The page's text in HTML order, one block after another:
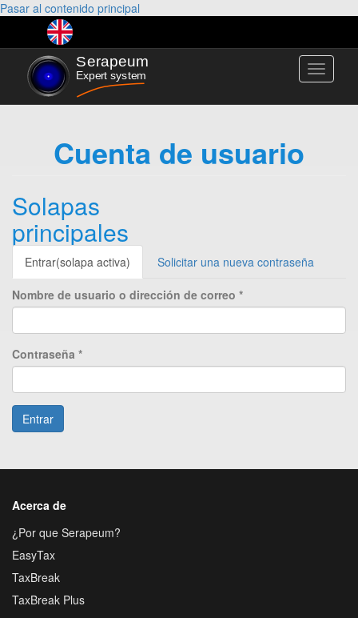
Pasar al contenido principal
Toggle
Cuenta de usuario
Solapas
principales
Entrar(solapa activa) Solicitar una nueva contraseña
Nombre de usuario o dirección de correo *
Contraseña *
Entrar
Acerca de
¿Por que Serapeum?
EasyTax
TaxBreak
TaxBreak Plus